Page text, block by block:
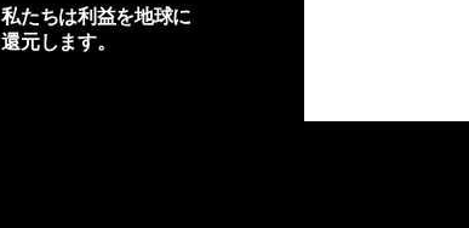
私たちは利益を地球に
還元します。